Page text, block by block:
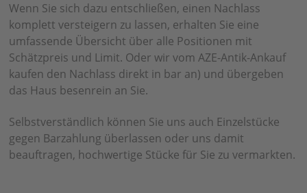
Wenn Sie sich dazu entschließen, einen Nachlass
komplett versteigern zu lassen, erhalten Sie eine
umfassende Übersicht über alle Positionen mit
Schätzpreis und Limit. Oder wir vom AZE-Antik-Ankauf
kaufen den Nachlass direkt in bar an) und übergeben
das Haus besenrein an Sie.
Selbstverständlich können Sie uns auch Einzelstücke
gegen Barzahlung überlassen oder uns damit
beauftragen, hochwertige Stücke für Sie zu vermarkten.